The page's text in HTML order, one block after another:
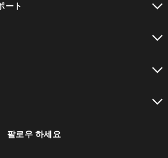
ート
팔로우 하세요